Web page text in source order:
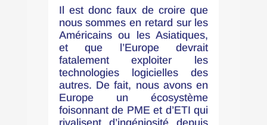
Il est donc faux de croire que
nous sommes en retard sur les
Américains ou les Asiatiques,
et que l’Europe devrait
fatalement exploiter les
technologies logicielles des
autres. De fait, nous avons en
Europe un écosystème
foisonnant de PME et d’ETI qui